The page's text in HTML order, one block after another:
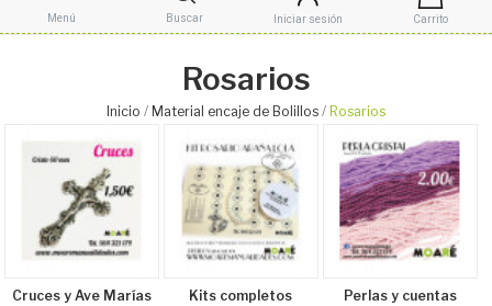
Menú Buscar Iniciar sesión Carrito
Rosarios
Inicio Material encaje de Bolillos Rosarios
Cruces y Ave Marías Kits completos Perlas y cuentas